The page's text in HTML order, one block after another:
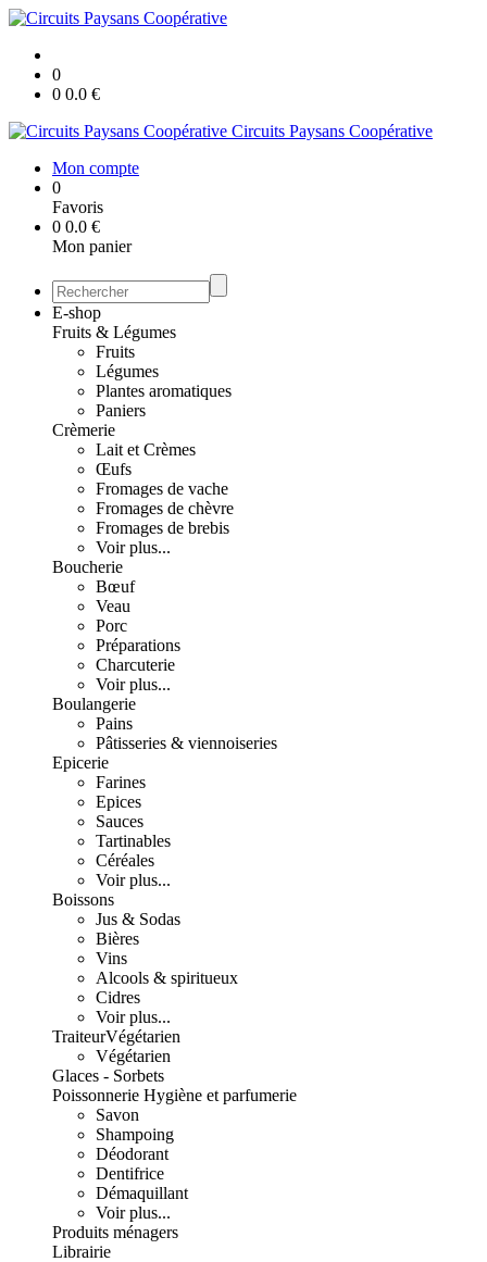
0
0 0.0 €
Circuits Paysans Coopérative
Mon compte
0
Favoris
0 0.0 €
Mon panier
E-shop
Fruits & Légumes
Fruits
Légumes
Plantes aromatiques
Paniers
Crèmerie
Lait et Crèmes
Œufs
Fromages de vache
Fromages de chèvre
Fromages de brebis
Voir plus...
Boucherie
Bœuf
Veau
Porc
Préparations
Charcuterie
Voir plus...
Boulangerie
Pains
Pâtisseries & viennoiseries
Epicerie
Farines
Epices
Sauces
Tartinables
Céréales
Voir plus...
Boissons
Jus & Sodas
Bières
Vins
Alcools & spiritueux
Cidres
Voir plus...
TraiteurVégétarien
Végétarien
Glaces - Sorbets
Poissonnerie Hygiène et parfumerie
Savon
Shampoing
Déodorant
Dentifrice
Démaquillant
Voir plus...
Produits ménagers
Librairie